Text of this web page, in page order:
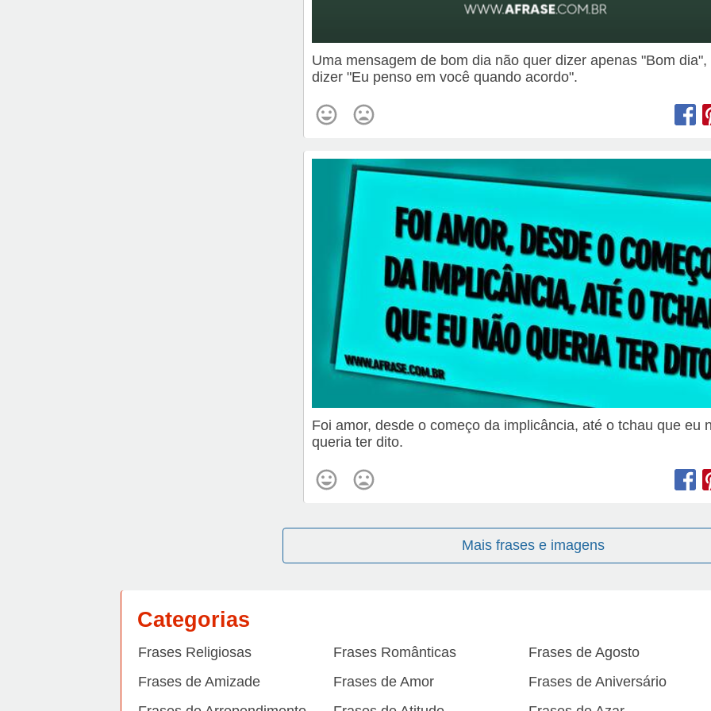
Uma mensagem de bom dia não quer dizer apenas "Bom dia",
dizer "Eu penso em você quando acordo".
Foi amor, desde o começo da implicância, até o tchau que eu
queria ter dito.
Mais frases e imagens
Categorias
Frases Religiosas Frases Românticas
Frases de Agosto
Frases de Amizade
Frases de Amor
Frases de Aniversário